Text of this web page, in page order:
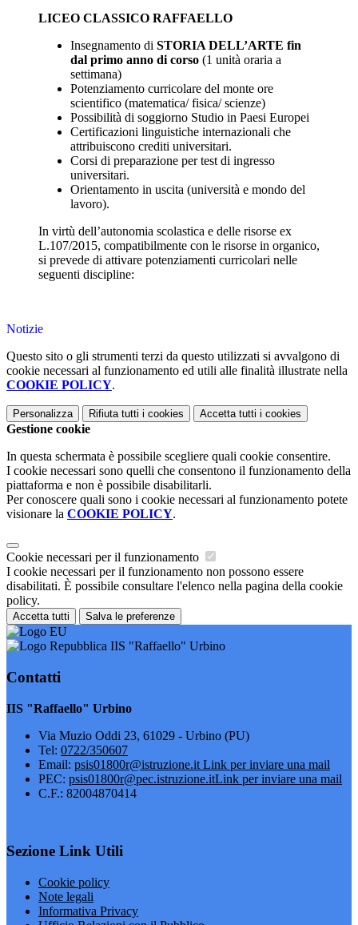
LICEO CLASSICO RAFFAELLO
Insegnamento di STORIA DELL’ARTE fin
dal primo anno di corso (1 unità oraria a
settimana)
Potenziamento curricolare del monte ore
scientifico (matematica/ fisica/ scienze)
Possibilità di soggiorno Studio in Paesi Europei
Certificazioni linguistiche internazionali che
attribuiscono crediti universitari.
Corsi di preparazione per test di ingresso
universitari.
Orientamento in uscita (università e mondo del
lavoro).
In virtù dell’autonomia scolastica e delle risorse ex
L.107/2015, compatibilmente con le risorse in organico,
si prevede di attivare potenziamenti curricolari nelle
seguenti discipline:
Notizie
Questo sito o gli strumenti terzi da questo utilizzati si avvalgono di
cookie necessari al funzionamento ed utili alle finalità illustrate nella
COOKIE POLICY.
Personalizza Rifiuta tutti i cookies Accetta tutti i cookies
Gestione cookie
In questa schermata è possibile scegliere quali cookie consentire.
I cookie necessari sono quelli che consentono il funzionamento della
piattaforma e non è possibile disabilitarli.
Per conoscere quali sono i cookie necessari al funzionamento potete
visionare la COOKIE POLICY.
Cookie necessari per il funzionamento
I cookie necessari per il funzionamento non possono essere
disabilitati. È possibile consultare l'elenco nella pagina della cookie
policy.
Accetta tutti Salva le preferenze
IIS "Raffaello" Urbino
Contatti
IIS "Raffaello" Urbino
Via Muzio Oddi 23, 61029 - Urbino (PU)
Tel: 0722/350607
Email: psis01800r@istruzione.it Link per inviare una mail
PEC: psis01800r@pec.istruzione.itLink per inviare una mail
C.F.: 82004870414
Sezione Link Utili
Cookie policy
Note legali
Informativa Privacy